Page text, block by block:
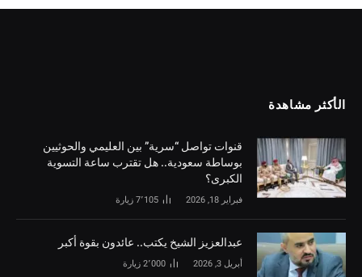
الأكثر مشاهدة
قنوات تواصل “سرية” بين العليمي والحوثيين
بوساطة سعودية.. هل تقترب ساعة التسوية
الكبرى؟
فبراير 18, 2026 7٬105 زيارة
‏عبدالعزيز الشيخ يكتب.. عائدون بقوة أكبر
أبريل 3, 2026 2٬000 زيارة